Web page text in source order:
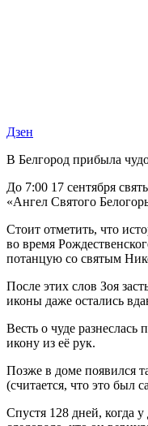
Дзен
В Белгород прибыла
До 7:00 17 сентября
«Ангел Святого
Стоит отметить, что
во время
потанцую со святым
После этих слов Зоя
иконы даже остались
Весть о чуде
икону из её рук.
Позже в доме появился
(считается, что это был
Спустя 128 дней, когда